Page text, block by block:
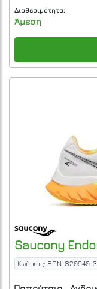
Διαθεσιμότητα:
Άμεση
Saucony
Κωδικός: SCN-S20940-